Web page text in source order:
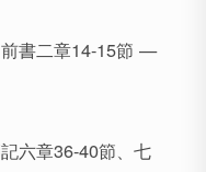
書二章14-15節 —
六章36-40節、七